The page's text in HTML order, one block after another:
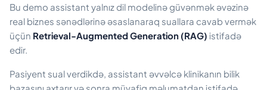
Bu demo assistant yalnız dil modelinə güvənmək əvəzinə
real biznes sənədlərinə əsaslanaraq suallara cavab vermək
üçün Retrieval-Augmented Generation (RAG) istifadə
edir.
Pasiyent sual verdikdə, assistant əvvəlcə klinikanın bilik